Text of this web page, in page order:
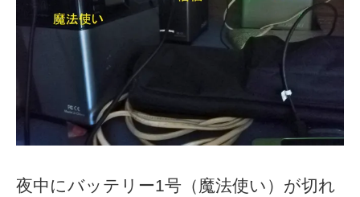
夜中にバッテリー1号（魔法使い）が切れ